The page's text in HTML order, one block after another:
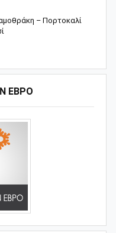
– Πορτοκαλί
ΕΒΡΟ